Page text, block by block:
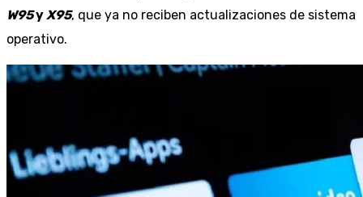
W95yX95, que ya no reciben actualizaciones de sistema
operativo.